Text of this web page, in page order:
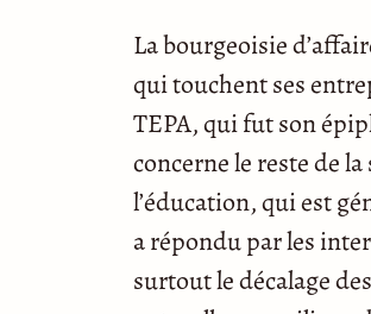
La bourgeoisie
qui touchent ses
TEPA, qui fut son
concerne le reste de
l’éducation, qui est
a répondu par les
surtout le décalage